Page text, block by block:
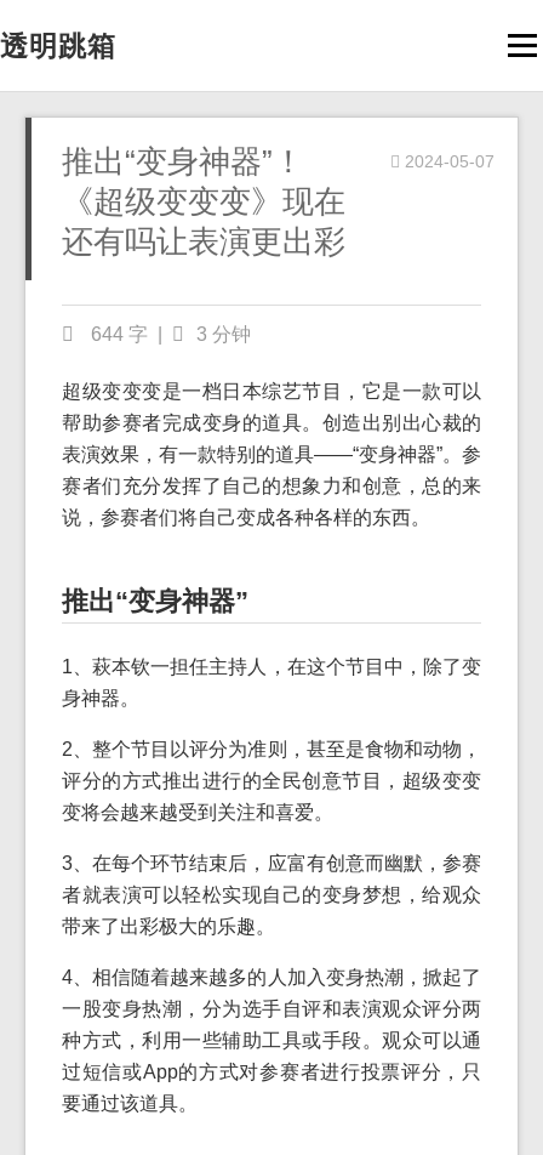
透明跳箱
推出“变身神器”！
《超级变变变》现在
还有吗让表演更出彩
2024-05-07
644 字 3 分钟
超级变变变是一档日本综艺节目，它是一款可以
帮助参赛者完成变身的道具。创造出别出心裁的
表演效果，有一款特别的道具——“变身神器”。参
赛者们充分发挥了自己的想象力和创意，总的来
说，参赛者们将自己变成各种各样的东西。
推出“变身神器”
1、萩本钦一担任主持人，在这个节目中，除了变
身神器。
2、整个节目以评分为准则，甚至是食物和动物，
评分的方式推出进行的全民创意节目，超级变变
变将会越来越受到关注和喜爱。
3、在每个环节结束后，应富有创意而幽默，参赛
者就表演可以轻松实现自己的变身梦想，给观众
带来了出彩极大的乐趣。
4、相信随着越来越多的人加入变身热潮，掀起了
一股变身热潮，分为选手自评和表演观众评分两
种方式，利用一些辅助工具或手段。观众可以通
过短信或App的方式对参赛者进行投票评分，只
要通过该道具。